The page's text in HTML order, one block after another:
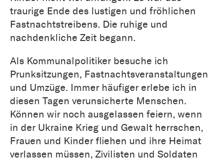
traurige Ende des lustigen und fröhlichen
Fastnachtstreibens. Die ruhige und
nachdenkliche Zeit begann.
Als Kommunalpolitiker besuche ich
Prunksitzungen, Fastnachtsveranstaltungen
und Umzüge. Immer häufiger erlebe ich in
diesen Tagen verunsicherte Menschen.
Können wir noch ausgelassen feiern, wenn
in der Ukraine Krieg und Gewalt herrschen,
Frauen und Kinder fliehen und ihre Heimat
verlassen müssen, Zivilisten und Soldaten